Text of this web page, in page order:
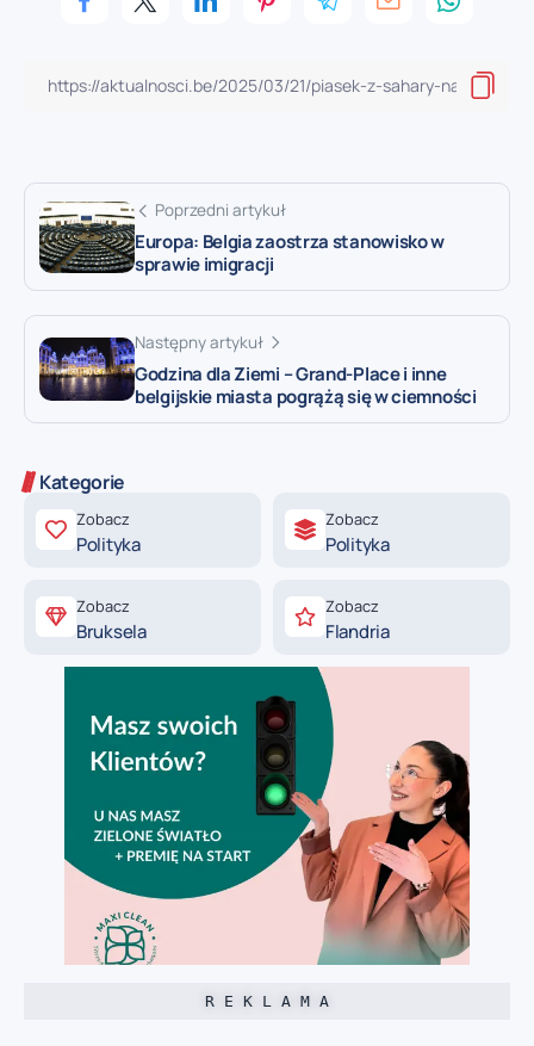
Poprzedni artykuł
Europa: Belgia zaostrza stanowisko w
sprawie imigracji
Następny artykuł
Godzina dla Ziemi – Grand-Place i inne
belgijskie miasta pogrążą się w ciemności
Kategorie
Zobacz
Polityka
Zobacz
Polityka
Zobacz
Bruksela
Zobacz
Flandria
R E K L A M A